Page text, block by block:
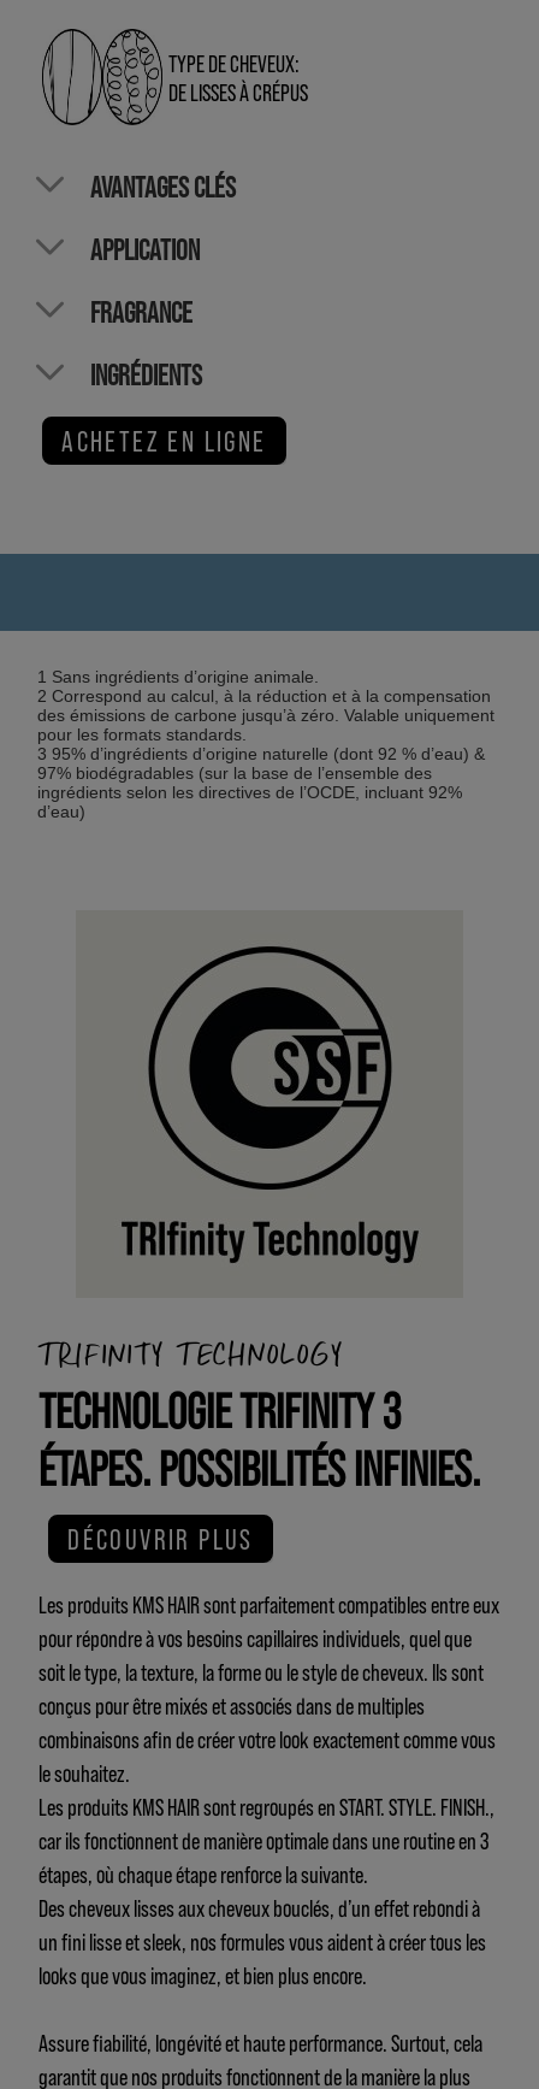
TYPE DE CHEVEUX:
DE LISSES À CRÉPUS
AVANTAGES CLÉS
APPLICATION
FRAGRANCE
INGRÉDIENTS
ACHETEZ EN LIGNE
1 Sans ingrédients d’origine animale.
2 Correspond au calcul, à la réduction et à la compensation
des émissions de carbone jusqu’à zéro. Valable uniquement
pour les formats standards.
3 95% d’ingrédients d’origine naturelle (dont 92 % d’eau) &
97% biodégradables (sur la base de l’ensemble des
ingrédients selon les directives de l’OCDE, incluant 92%
d’eau)
TRIFINITY TECHNOLOGY
TECHNOLOGIE TRIFINITY 3
ÉTAPES. POSSIBILITÉS INFINIES.
DÉCOUVRIR PLUS
Les produits KMS HAIR sont parfaitement compatibles entre eux
pour répondre à vos besoins capillaires individuels, quel que
soit le type, la texture, la forme ou le style de cheveux. Ils sont
conçus pour être mixés et associés dans de multiples
combinaisons afin de créer votre look exactement comme vous
le souhaitez.
Les produits KMS HAIR sont regroupés en START. STYLE. FINISH.,
car ils fonctionnent de manière optimale dans une routine en 3
étapes, où chaque étape renforce la suivante.
Des cheveux lisses aux cheveux bouclés, d’un effet rebondi à
un fini lisse et sleek, nos formules vous aident à créer tous les
looks que vous imaginez, et bien plus encore.
Assure fiabilité, longévité et haute performance. Surtout, cela
garantit que nos produits fonctionnent de la manière la plus